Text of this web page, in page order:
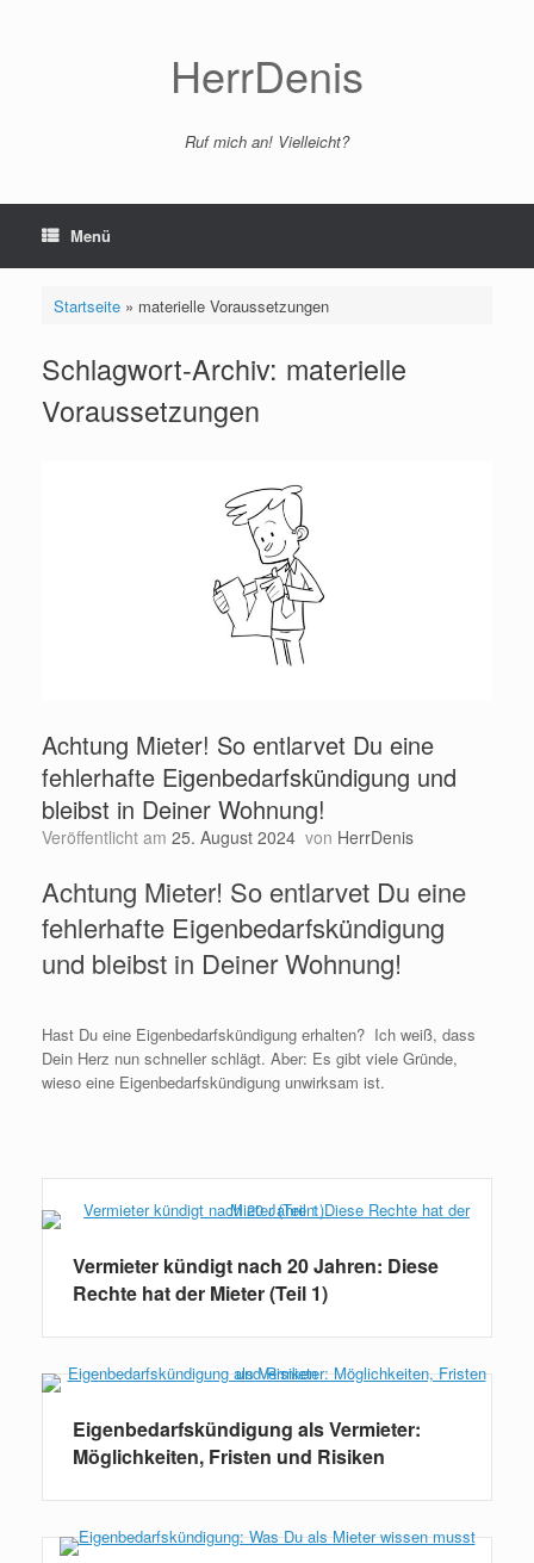
HerrDenis
Ruf mich an! Vielleicht?
Menü
Startseite» materielle Voraussetzungen
Schlagwort-Archiv: materielle
Voraussetzungen
Achtung Mieter! So entlarvet Du eine
fehlerhafte Eigenbedarfskündigung und
bleibst in Deiner Wohnung!
Veröffentlicht am 25. August 2024 von HerrDenis
Achtung Mieter! So entlarvet Du eine
fehlerhafte Eigenbedarfskündigung
und bleibst in Deiner Wohnung!
Hast Du eine Eigenbedarfskündigung erhalten? Ich weiß, dass
Dein Herz nun schneller schlägt. Aber: Es gibt viele Gründe,
wieso eine Eigenbedarfskündigung unwirksam ist.
Vermieter kündigt nach 20 Jahren: Diese
Rechte hat der Mieter (Teil 1)
Eigenbedarfskündigung als Vermieter:
Möglichkeiten, Fristen und Risiken